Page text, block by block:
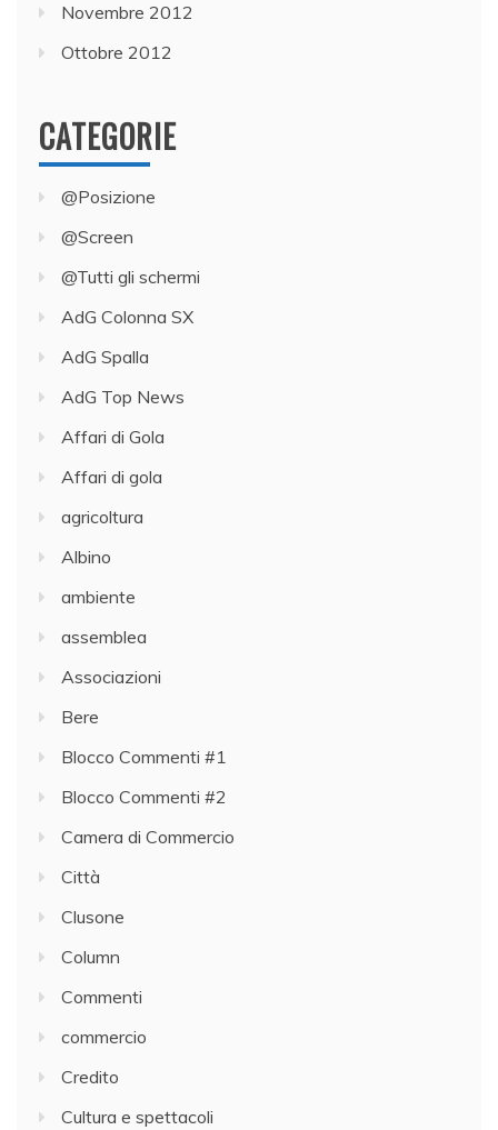
Novembre 2012
Ottobre 2012
CATEGORIE
@Posizione
@Screen
@Tutti gli schermi
AdG Colonna SX
AdG Spalla
AdG Top News
Affari di Gola
Affari di gola
agricoltura
Albino
ambiente
assemblea
Associazioni
Bere
Blocco Commenti #1
Blocco Commenti #2
Camera di Commercio
Città
Clusone
Column
Commenti
commercio
Credito
Cultura e spettacoli